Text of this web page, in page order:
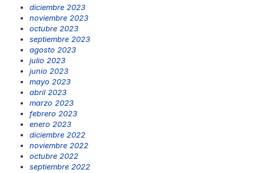
diciembre 2023
noviembre 2023
octubre 2023
septiembre 2023
agosto 2023
julio 2023
junio 2023
mayo 2023
abril 2023
marzo 2023
febrero 2023
enero 2023
diciembre 2022
noviembre 2022
octubre 2022
septiembre 2022